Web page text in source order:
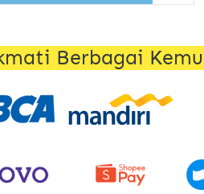
Berbagai